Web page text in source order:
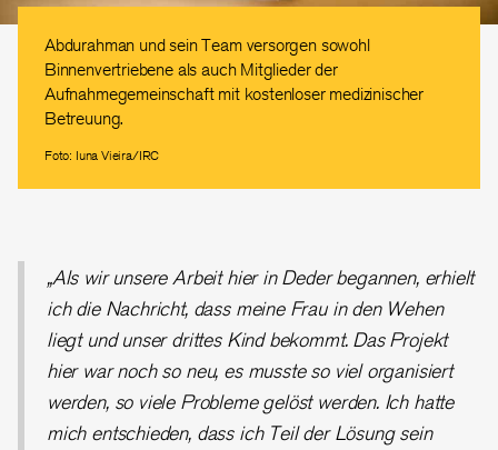
Abdurahman und sein Team versorgen sowohl
Binnenvertriebene als auch Mitglieder der
Aufnahmegemeinschaft mit kostenloser medizinischer
Betreuung.
Foto: Iuna Vieira/IRC
„Als wir unsere Arbeit hier in Deder begannen, erhielt
ich die Nachricht, dass meine Frau in den Wehen
liegt und unser drittes Kind bekommt. Das Projekt
hier war noch so neu, es musste so viel organisiert
werden, so viele Probleme gelöst werden. Ich hatte
mich entschieden, dass ich Teil der Lösung sein